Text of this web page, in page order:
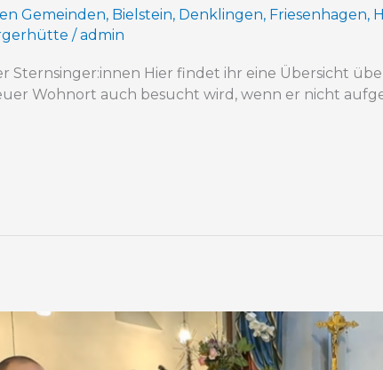
Gemeinden, Bielstein, Denklingen, Friesenhagen,
/admin
Sternsinger:innen Hier findet ihr eine Übersicht
Wohnort auch besucht wird, wenn er nicht